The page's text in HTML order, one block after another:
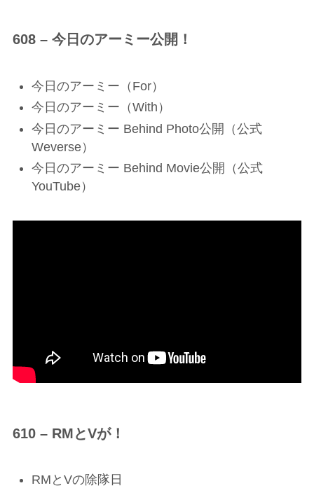
608 – 今日のアーミー公開！
今日のアーミー（For）
今日のアーミー（With）
今日のアーミー Behind Photo公開（公式
Weverse）
今日のアーミー Behind Movie公開（公式
YouTube）
610 – RMとVが！
RMとVの除隊日